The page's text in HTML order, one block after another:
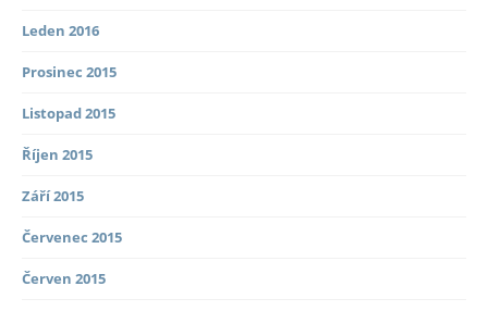
Leden 2016
Prosinec 2015
Listopad 2015
Říjen 2015
Září 2015
Červenec 2015
Červen 2015